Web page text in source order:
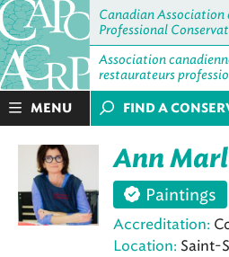
Canadian Association
Professional
Association
restaurateurs
MENU FIND A
Ann
Paintings
Accreditation:
Location: Saint-